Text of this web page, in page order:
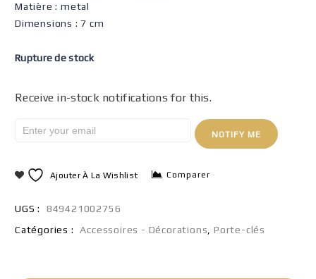
Matière : metal
Dimensions : 7 cm
Rupture de stock
Receive in-stock notifications for this.
NOTIFY ME
Ajouter À La Wishlist Comparer
UGS :
849421002756
Catégories :
Accessoires - Décorations ,Porte-clés